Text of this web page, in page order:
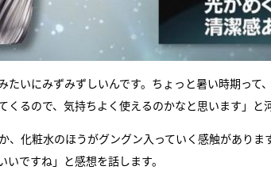
たいにみずみずしいんです。ちょっと暑い時期っ
るので、気持ちよく使えるのかなと思います」と
、化粧水のほうがグングン入っていく感触があり
ですね」と感想を話します。